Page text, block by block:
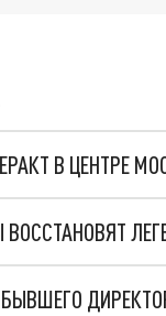
В ЦЕНТРЕ
ВОССТАНОВЯТ